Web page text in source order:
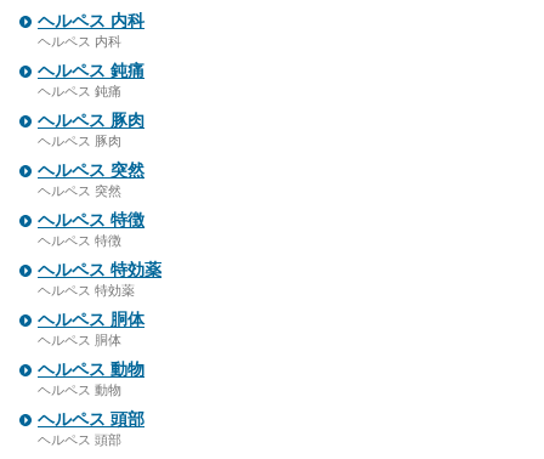
ヘルペス 内科
ヘルペス 内科
ヘルペス 鈍痛
ヘルペス 鈍痛
ヘルペス 豚肉
ヘルペス 豚肉
ヘルペス 突然
ヘルペス 突然
ヘルペス 特徴
ヘルペス 特徴
ヘルペス 特効薬
ヘルペス 特効薬
ヘルペス 胴体
ヘルペス 胴体
ヘルペス 動物
ヘルペス 動物
ヘルペス 頭部
ヘルペス 頭部